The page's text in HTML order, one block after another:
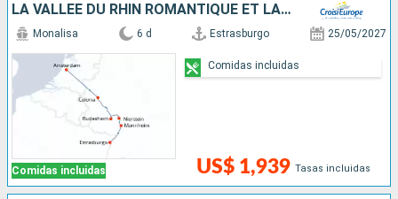
LA VALLÉE DU RHIN ROMANTIQUE ET LA HOLLANDE
Comidas incluidas
Monalisa 6 d Estrasburgo 25/05/2027
US$ 1,939 Tasas incluidas
Comidas incluidas